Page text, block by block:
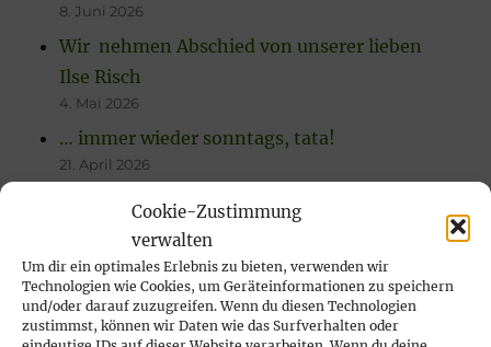
Cookie-Zustimmung
verwalten
Um dir ein optimales Erlebnis zu bieten, verwenden wir
Technologien wie Cookies, um Geräteinformationen zu speichern
und/oder darauf zuzugreifen. Wenn du diesen Technologien
zustimmst, können wir Daten wie das Surfverhalten oder
8. Juni 2026
Wir nehmen Abschied von unserer lieben
Ilse Risch
4. Mai 2026
… immer wieder sonntags, tata!
21. April 2026
Rückblick auf das Karfreitags-Fischessen
Nachlese Rosenmontagsparty 2026: es
wurde gesungen, gelacht & geschunkelt!
23. Februar 2026